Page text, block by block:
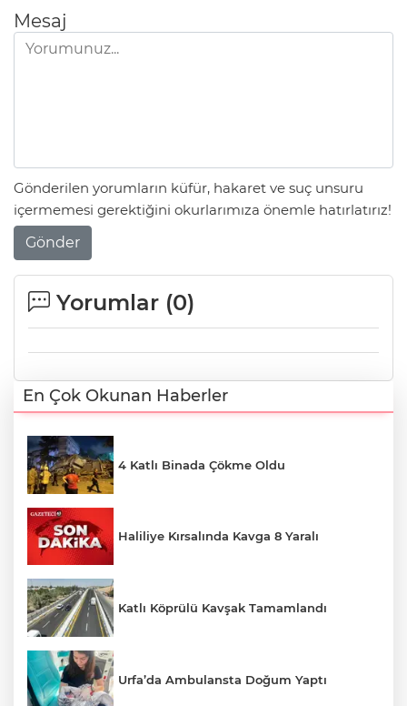
Mesaj
Gönderilen yorumların küfür, hakaret ve suç unsuru
içermemesi gerektiğini okurlarımıza önemle hatırlatırız!
Gönder
Yorumlar (0)
En Çok Okunan Haberler
4 Katlı Binada Çökme Oldu
Haliliye Kırsalında Kavga 8 Yaralı
Katlı Köprülü Kavşak Tamamlandı
Urfa’da Ambulansta Doğum Yaptı